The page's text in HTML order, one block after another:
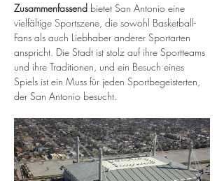
Zusammenfassend bietet San Antonio eine
vielfältige Sportszene, die sowohl Basketball-
Fans als auch Liebhaber anderer Sportarten
anspricht. Die Stadt ist stolz auf ihre Sportteams
und ihre Traditionen, und ein Besuch eines
Spiels ist ein Muss für jeden Sportbegeisterten,
der San Antonio besucht.